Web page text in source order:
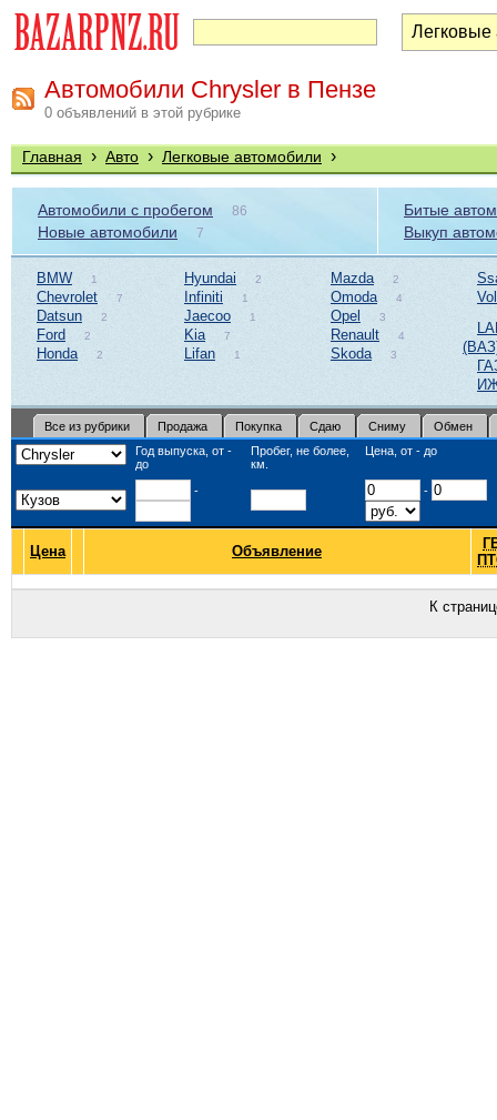
Автомобили Chrysler в Пензе
0 объявлений в этой рубрике
Главная › Авто › Легковые автомобили ›
Автомобили с пробегом 86
Новые автомобили 7
Битые
Выкуп
BMW 1
Chevrolet 7
Datsun 2
Ford 2
Honda 2
Hyundai 2
Infiniti 1
Jaecoo 1
Kia 7
Lifan 1
Mazda 2
Omoda 4
Opel 3
Renault 4
Skoda 3
Все из рубрики Продажа Покупка Сдаю Сниму
Обмен
Год выпуска, от -
до
Пробег, не более,
км.
Цена, от - до
- -
Цена Объявление
К